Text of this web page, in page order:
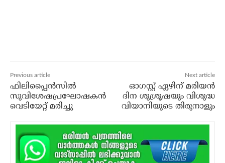
Previous article
ഫിലിപ്പൈന്‍സില്‍
സുവിശേഷപ്രഘോഷകന്‍
വെടിയേറ്റ് മരിച്ചു
Next article
ഓഗസ്റ്റ് ഏഴിന് മരിയന്‍
ദിന ശുശ്രൂഷയും വിശുദ്ധ
വിയാനിയുടെ തിരുനാളും